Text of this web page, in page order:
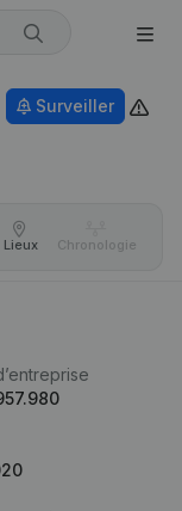
Surveiller
Lieux Chronologie